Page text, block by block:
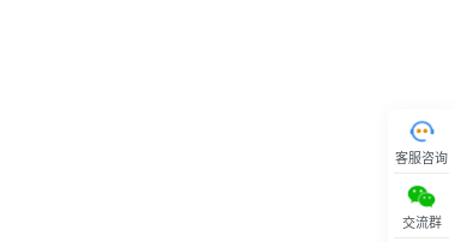
客服咨询
交流群